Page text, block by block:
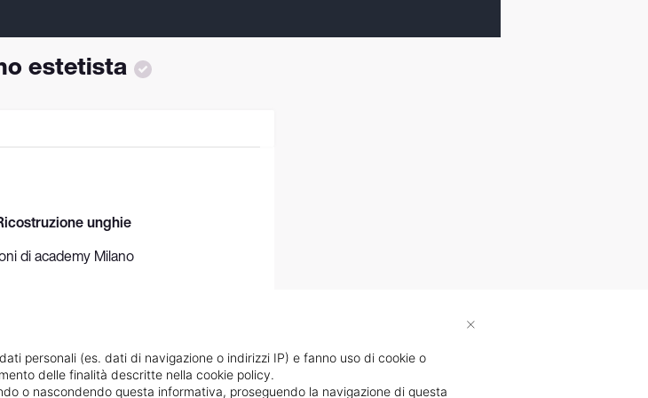
estetista
unghie
di academy Milano
personali (es. dati di navigazione o indirizzi IP) e fanno uso di cookie o
delle finalità descritte nella cookie policy.
o nascondendo questa informativa, proseguendo la navigazione di questa
×